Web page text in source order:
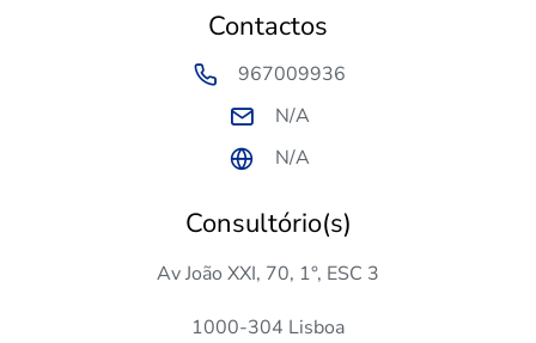
Contactos
967009936
N/A
N/A
Consultório(s)
Av João XXI, 70, 1°, ESC 3
1000-304 Lisboa